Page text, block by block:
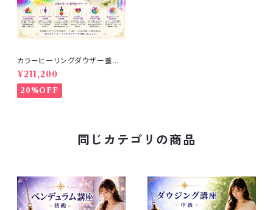
カラーヒーリングダウザー養成
コース
¥211,200
20%OFF
同じカテゴリの商品